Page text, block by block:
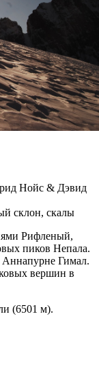
Нойс & Дэвид
склон, скалы
Рифленый,
пиков Непала.
Гимал.
вершин в
(6501 м).